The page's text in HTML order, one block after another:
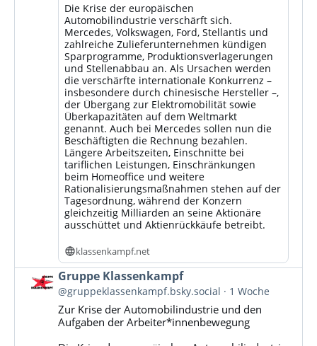
Die Krise der europäischen
Automobilindustrie verschärft sich.
Mercedes, Volkswagen, Ford, Stellantis und
zahlreiche Zulieferunternehmen kündigen
Sparprogramme, Produktionsverlagerungen
und Stellenabbau an. Als Ursachen werden
die verschärfte internationale Konkurrenz –
insbesondere durch chinesische Hersteller –,
der Übergang zur Elektromobilität sowie
Überkapazitäten auf dem Weltmarkt
genannt. Auch bei Mercedes sollen nun die
Beschäftigten die Rechnung bezahlen.
Längere Arbeitszeiten, Einschnitte bei
tariflichen Leistungen, Einschränkungen
beim Homeoffice und weitere
Rationalisierungsmaßnahmen stehen auf der
Tagesordnung, während der Konzern
gleichzeitig Milliarden an seine Aktionäre
ausschüttet und Aktienrückkäufe betreibt.
klassenkampf.net
Beitrag
von
Gruppe
Klassenkampf
Gruppe Klassenkampf
@gruppeklassenkampf.bsky.social 1 Woche
Zur Krise der Automobilindustrie und den
Aufgaben der Arbeiter*innenbewegung